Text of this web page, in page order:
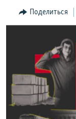
Поделиться